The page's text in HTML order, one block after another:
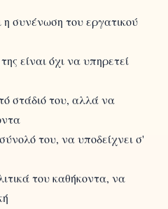
η συνένωση του εργατικού
είναι όχι να υπηρετεί
στάδιό του, αλλά να
του, να υποδείχνει σ'
του καθήκοντα, να